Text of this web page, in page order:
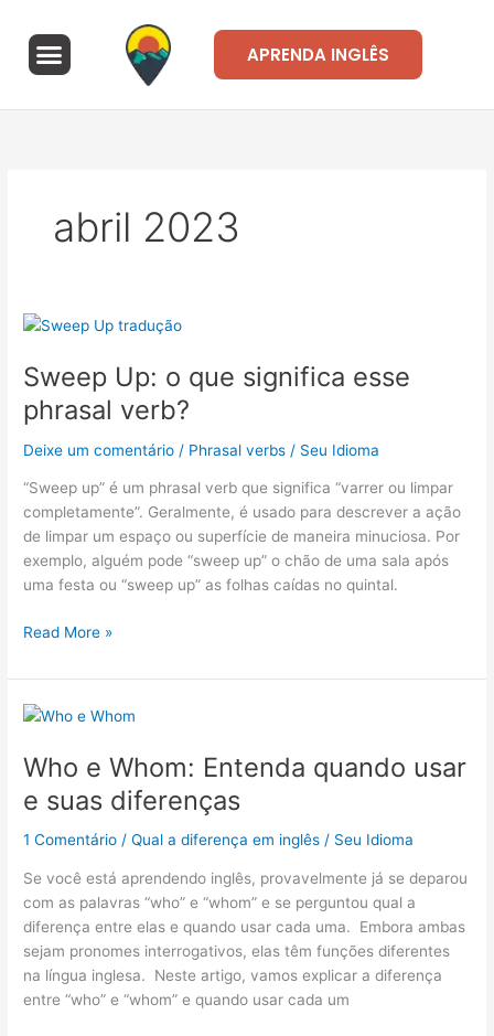
para
Menu APRENDA INGLÊS
abril 2023
Sweep Up: o que significa esse
phrasal verb?
Deixe um comentário / Phrasal verbs / Seu Idioma
“Sweep up” é um phrasal verb que significa “varrer ou limpar
completamente”. Geralmente, é usado para descrever a ação
de limpar um espaço ou superfície de maneira minuciosa. Por
exemplo, alguém pode “sweep up” o chão de uma sala após
uma festa ou “sweep up” as folhas caídas no quintal.
Sweep
o
que
significa
esse
verb?
Read More »
Who e Whom: Entenda quando usar
e suas diferenças
1 Comentário /Qual a diferença em inglês / Seu Idioma
Se você está aprendendo inglês, provavelmente já se deparou
com as palavras “who” e “whom” e se perguntou qual a
diferença entre elas e quando usar cada uma. Embora ambas
sejam pronomes interrogativos, elas têm funções diferentes
na língua inglesa. Neste artigo, vamos explicar a diferença
entre “who” e “whom” e quando usar cada um
Who
Whom:
quando
usar
suas
diferenças